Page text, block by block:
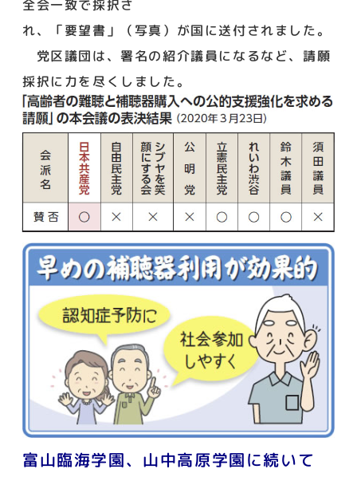
全会一致で採択さ
れ、「要望書」（写真）が国に送付されました。
党区議団は、署名の紹介議員になるなど、請願
採択に力を尽くしました。
富山臨海学園、山中高原学園に続いて